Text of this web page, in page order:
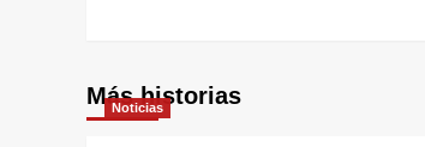
Más historias
Noticias